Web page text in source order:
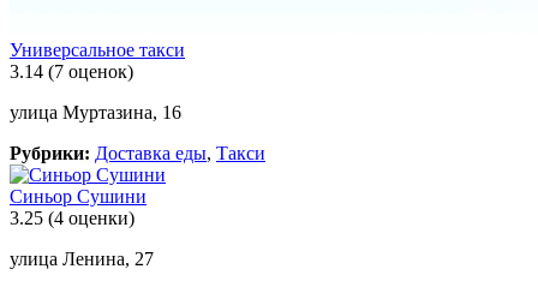
Универсальное такси
3.14 (7 оценок)
улица Муртазина, 16
Рубрики: Доставка еды, Такси
Синьор Сушини
3.25 (4 оценки)
улица Ленина, 27